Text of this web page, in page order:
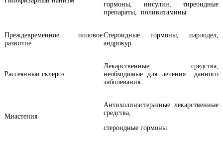
гормоны, инсулин, тиреоидные
препараты, поливитамины
Преждевременное половое
развитие
Стероидные гормоны, парлодел,
андрокур
Рассеянныи склероз
Лекарственные средства,
необходимые для лечения данного
заболевания
Миастения
Антихолинэстеразные лекарственные
средства,
стероидные гормоны